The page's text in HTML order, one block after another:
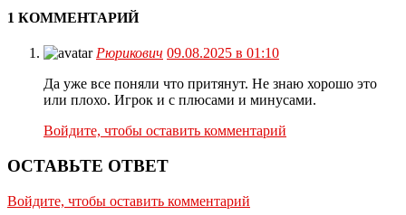
1 КОММЕНТАРИЙ
Рюрикович 09.08.2025 в 01:10
Да уже все поняли что притянут. Не знаю хорошо это
или плохо. Игрок и с плюсами и минусами.
Войдите, чтобы оставить комментарий
ОСТАВЬТЕ ОТВЕТ
Войдите, чтобы оставить комментарий